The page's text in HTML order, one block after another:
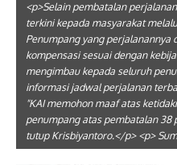
<p>Selain pembatalan
terkini kepada masyarakat
Penumpang yang
kompensasi sesuai dengan
mengimbau kepada seluruh
informasi jadwal perjalanan
"KAI memohon maaf atas
penumpang atas pembatalan
tutup Krisbiyantoro.</p> <p>